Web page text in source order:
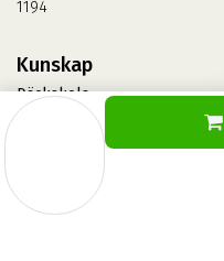
1194
Kunskap
Däckskola
Informationsbank Av Däck
Och Fälgar